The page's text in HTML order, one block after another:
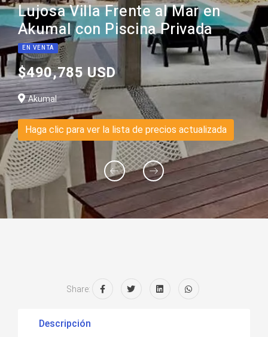
Lujosa Villa Frente al Mar en
Akumal con Piscina Privada
EN VENTA
$490,785 USD
Akumal
Haga clic para ver la lista de precios actualizada
Share:
Descripción